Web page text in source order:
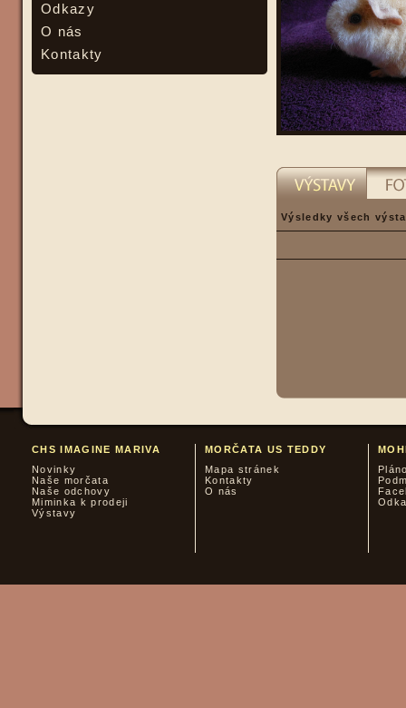
Odkazy
O nás
Kontakty
Výsledky všech
CHS IMAGINE MARIVA
Novinky
Naše morčata
Naše odchovy
Miminka k prodeji
Výstavy
MORČATA US TEDDY
Mapa stránek
Kontakty
O nás